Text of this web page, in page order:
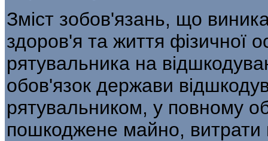
Зміст зобов'язань, що
здоров'я та життя фізичної
рятувальника на
обов'язок держави
рятувальником, у повному
пошкоджене майно, витрати